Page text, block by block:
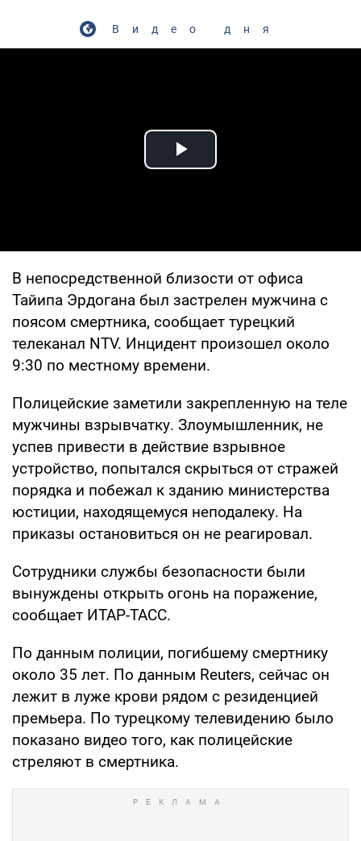
Видео дня
Play Video
В непосредственной близости от офиса
Тайипа Эрдогана был застрелен мужчина с
поясом смертника, сообщает турецкий
телеканал NTV. Инцидент произошел около
9:30 по местному времени.
Полицейские заметили закрепленную на теле
мужчины взрывчатку. Злоумышленник, не
успев привести в действие взрывное
устройство, попытался скрыться от стражей
порядка и побежал к зданию министерства
юстиции, находящемуся неподалеку. На
приказы остановиться он не реагировал.
Сотрудники службы безопасности были
вынуждены открыть огонь на поражение,
сообщает ИТАР-ТАСС.
По данным полиции, погибшему смертнику
около 35 лет. По данным Reuters, сейчас он
лежит в луже крови рядом с резиденцией
премьера. По турецкому телевидению было
показано видео того, как полицейские
стреляют в смертника.